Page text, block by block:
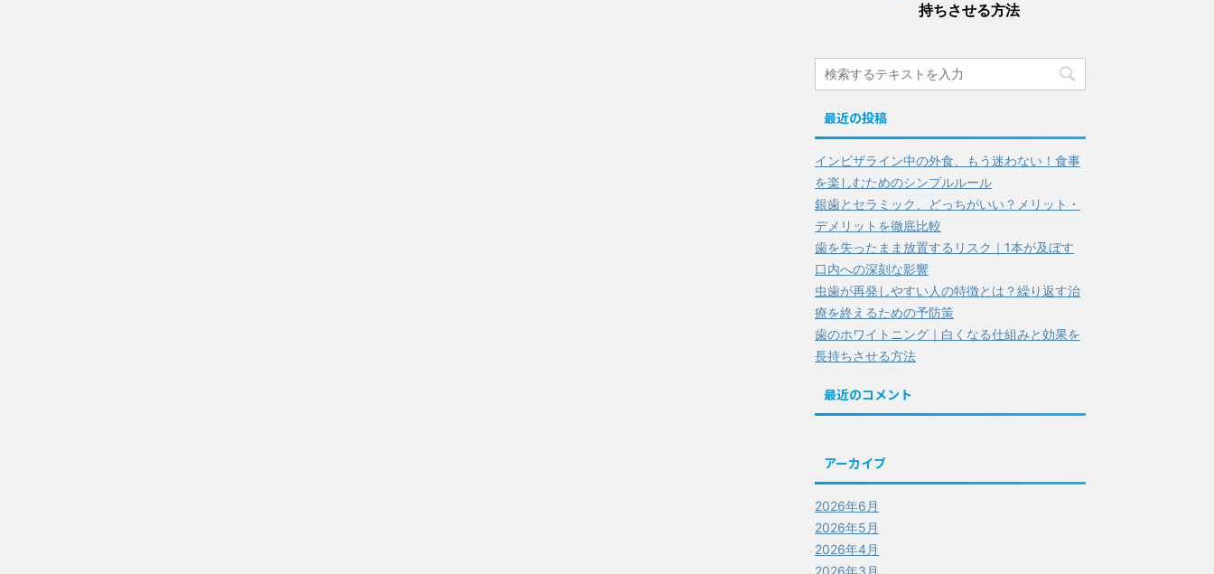
持ちさせる方法
最近の投稿
インビザライン中の外食、もう迷わない！食事
を楽しむためのシンプルルール
銀歯とセラミック、どっちがいい？メリット・
デメリットを徹底比較
歯を失ったまま放置するリスク｜1本が及ぼす
口内への深刻な影響
虫歯が再発しやすい人の特徴とは？繰り返す治
療を終えるための予防策
歯のホワイトニング｜白くなる仕組みと効果を
長持ちさせる方法
最近のコメント
アーカイブ
2026年6月
2026年5月
2026年4月
2026年3月